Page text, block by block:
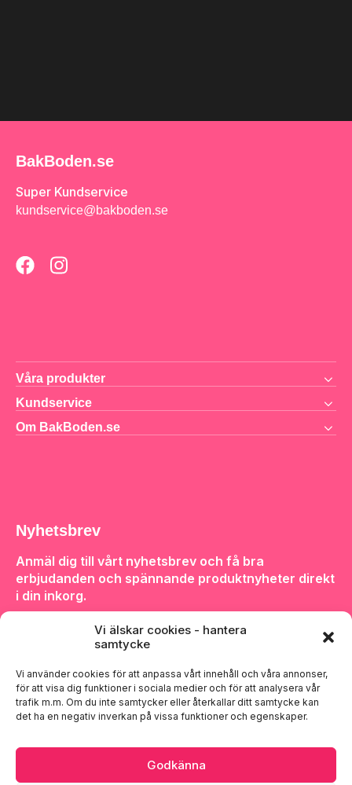
Vi älskar cookies - hantera
samtycke
Vi använder cookies för att anpassa vårt innehåll och våra annonser,
för att visa dig funktioner i sociala medier och för att analysera vår
trafik m.m. Om du inte samtycker eller återkallar ditt samtycke kan
det ha en negativ inverkan på vissa funktioner och egenskaper.
Godkänna
BakBoden.se
Super Kundservice
kundservice@bakboden.se
Våra produkter
Kundservice
Om BakBoden.se
Nyhetsbrev
Anmäl dig till vårt nyhetsbrev och få bra
erbjudanden och spännande produktnyheter direkt
i din inkorg.
Anmäl dig